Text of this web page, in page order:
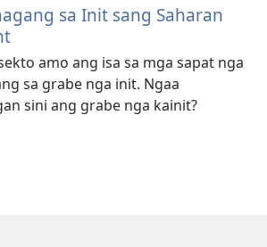
sa Init sang Saharan
amo ang isa sa mga sapat nga
sa grabe nga init. Ngaa
sini ang grabe nga kainit?